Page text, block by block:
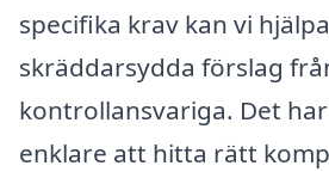
specifika krav kan vi
skräddarsydda förslag
kontrollansvariga. Det
enklare att hitta rätt